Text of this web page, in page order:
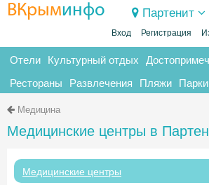
ВКрыминфо Партенит
Вход Регистрация
Отели Культурный отдых
Рестораны Развлечения Пляжи Парки
Медицина
Медицинские центры в
Медицинские центры